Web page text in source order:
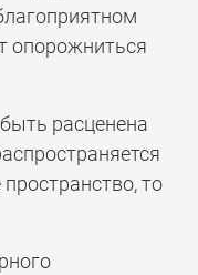
опорожниться
расценена
то